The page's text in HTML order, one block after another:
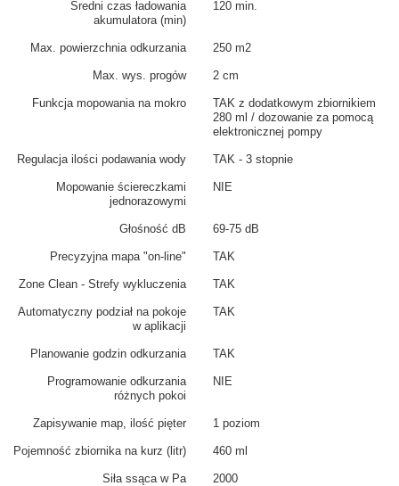
Średni czas ładowania
akumulatora (min)
120 min.
Max. powierzchnia odkurzania 250 m2
Max. wys. progów 2 cm
Funkcja mopowania na mokro
TAK z dodatkowym zbiornikiem
280 ml / dozowanie za pomocą
elektronicznej pompy
Regulacja ilości podawania wody TAK - 3 stopnie
Mopowanie ściereczkami
jednorazowymi
NIE
Głośność dB 69-75 dB
Precyzyjna mapa "on-line" TAK
Zone Clean - Strefy wykluczenia TAK
Automatyczny podział na pokoje
w aplikacji
TAK
Planowanie godzin odkurzania TAK
Programowanie odkurzania
różnych pokoi
NIE
Zapisywanie map, ilość pięter 1 poziom
Pojemność zbiornika na kurz (litr) 460 ml
Siła ssąca w Pa 2000